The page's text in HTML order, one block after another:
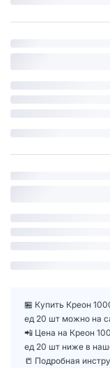
🏪 Купить Креон
ед 20 шт можно на
📲 Цена на Креон
ед 20 шт ниже в
📒 Подробная